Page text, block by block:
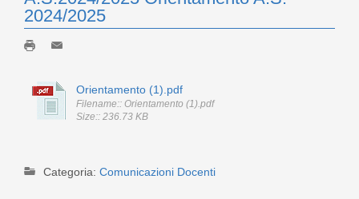
2024/2025
Orientamento (1).pdf
Filename:: Orientamento (1).pdf
Size:: 236.73 KB
Categoria: Comunicazioni Docenti